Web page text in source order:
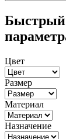
Быстрый
Цвет
Размер
Материал
Назначение